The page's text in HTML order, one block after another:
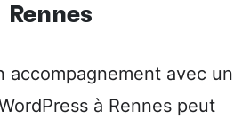
Rennes
accompagnement avec un
à Rennes peut